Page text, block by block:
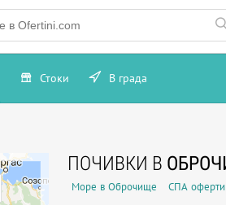
Стоки В града
ПОЧИВКИ В
Море в Оброчище СПА